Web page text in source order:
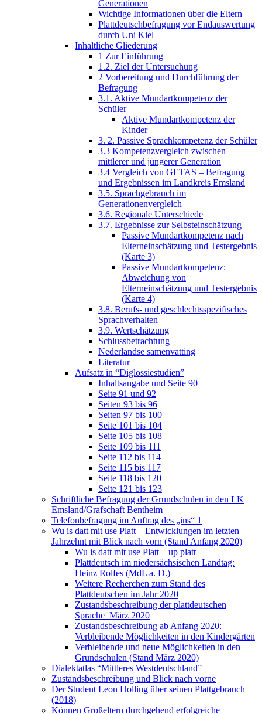
Generationen
Wichtige Informationen über die Eltern
Plattdeutschbefragung vor Endauswertung
durch Uni Kiel
Inhaltliche Gliederung
1 Zur Einführung
1.2. Ziel der Untersuchung
2 Vorbereitung und Durchführung der
Befragung
3.1. Aktive Mundartkompetenz der
Schüler
Aktive Mundartkompetenz der
Kinder
3. 2. Passive Sprachkompetenz der Schüler
3.3 Kompetenzvergleich zwischen
mittlerer und jüngerer Generation
3.4 Vergleich von GETAS – Befragung
und Ergebnissen im Landkreis Emsland
3.5. Sprachgebrauch im
Generationenvergleich
3.6. Regionale Unterschiede
3.7. Ergebnisse zur Selbsteinschätzung
Passive Mundartkompetenz nach
Elterneinschätzung und Testergebnis
(Karte 3)
Passive Mundartkompetenz:
Abweichung von
Elterneinschätzung und Testergebnis
(Karte 4)
3.8. Berufs- und geschlechtsspezifisches
Sprachverhalten
3.9. Wertschätzung
Schlussbetrachtung
Nederlandse samenvatting
Literatur
Aufsatz in “Diglossiestudien”
Inhaltsangabe und Seite 90
Seite 91 und 92
Seiten 93 bis 96
Seiten 97 bis 100
Seite 101 bis 104
Seite 105 bis 108
Seite 109 bis 111
Seite 112 bis 114
Seite 115 bis 117
Seite 118 bis 120
Seite 121 bis 123
Schriftliche Befragung der Grundschulen in den LK
Emsland/Grafschaft Bentheim
Telefonbefragung im Auftrag des „ins“ 1
Wu is datt mit use Platt – Entwicklungen im letzten
Jahrzehnt mit Blick nach vorn (Stand Anfang 2020)
Wu is datt mit use Platt – up platt
Plattdeutsch im niedersächsischen Landtag:
Heinz Rolfes (MdL a. D.)
Weitere Recherchen zum Stand des
Plattdeutschen im Jahr 2020
Zustandsbeschreibung der plattdeutschen
Sprache März 2020
Zustandsbeschreibung ab Anfang 2020:
Verbleibende Möglichkeiten in den Kindergärten
Verbleibende und neue Möglichkeiten in den
Grundschulen (Stand März 2020)
Dialektatlas “Mittleres Westdeutschland”
Zustandsbeschreibung und Blick nach vorne
Der Student Leon Holling über seinen Plattgebrauch
(2018)
Können Großeltern durchgehend erfolgreiche